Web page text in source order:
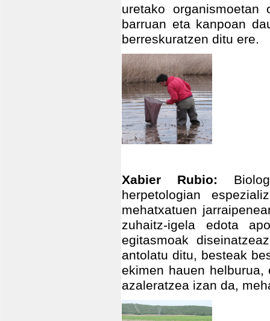
uretako organismoetan
barruan eta kanpoan
berreskuratzen ditu ere.
Xabier Rubio:
herpetologian
mehatxatuen
zuhaitz-igela edota
egitasmoak
antolatu ditu, besteak
ekimen hauen
azaleratzea izan da,